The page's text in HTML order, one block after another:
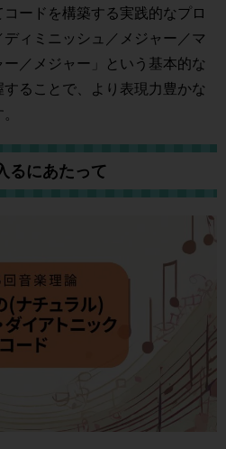
ードを構築する実践的なプロ
ィミニッシュ／メジャー／マ
／メジャー」という基本的な
ることで、より表現力豊かな
るにあたって